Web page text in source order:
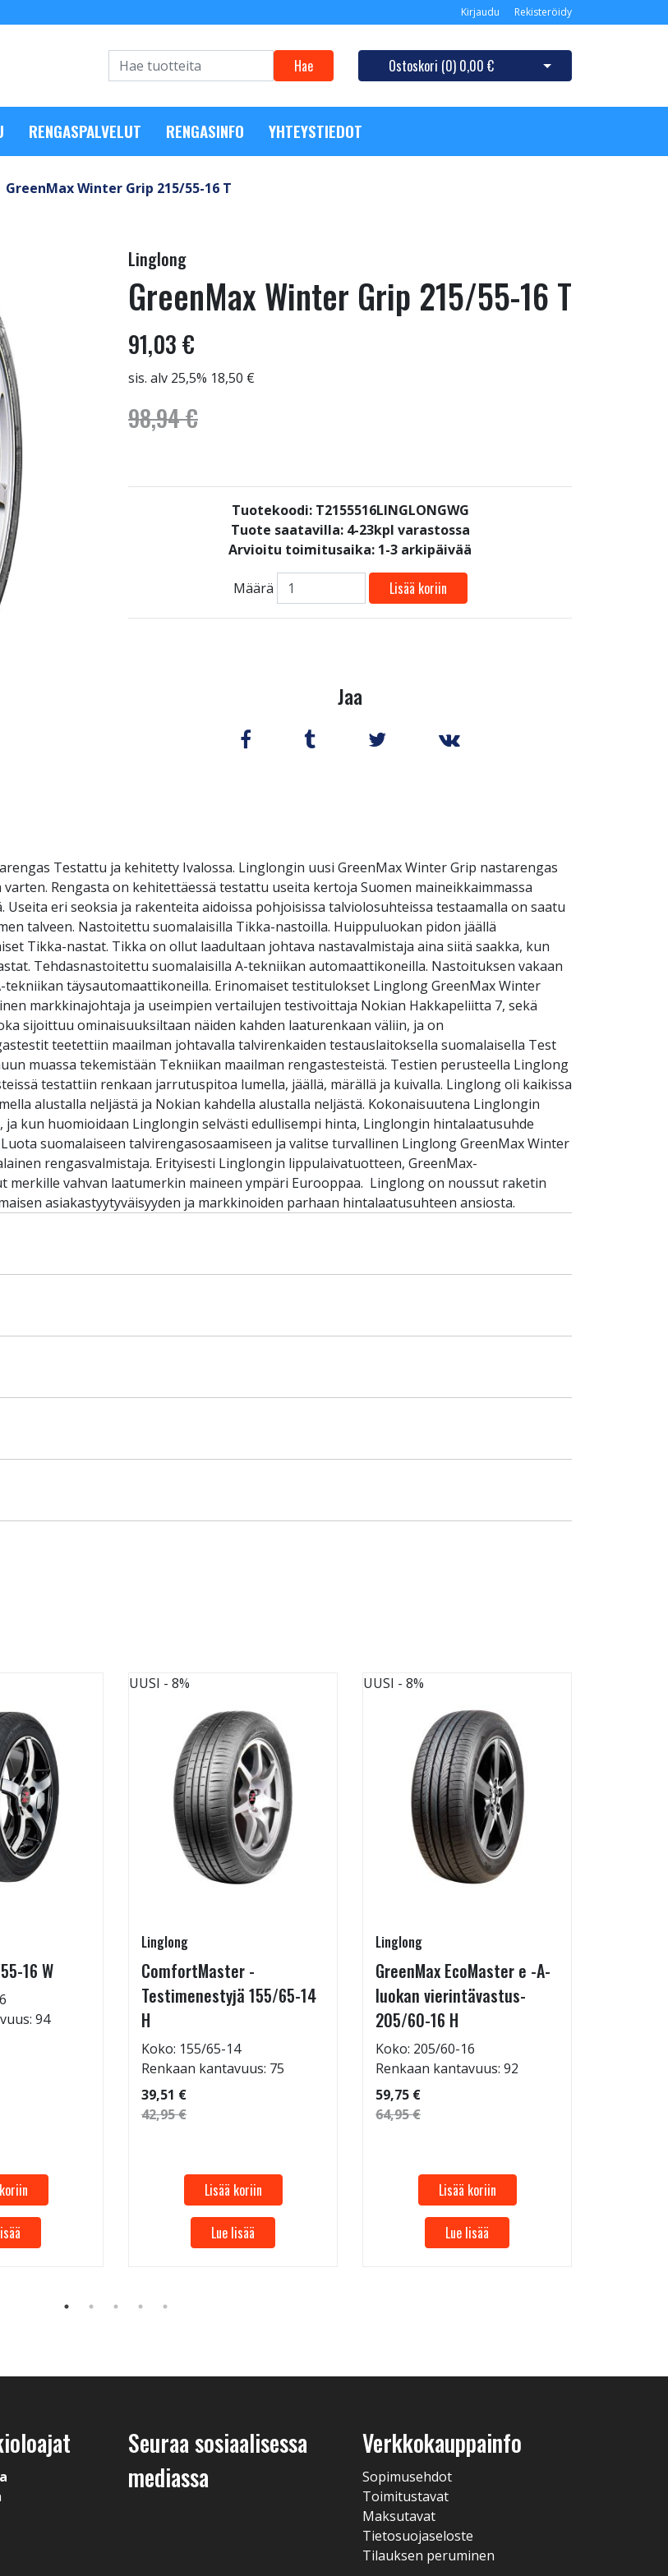
Kirjaudu Rekisteröidy
Hae Ostoskori (0) 0,00 € Avaa ostoskori
RENGASPALVELUT RENGASINFO YHTEYSTIEDOT
GreenMax Winter Grip 215/55-16 T
Linglong
GreenMax Winter Grip 215/55-16 T
91,03 €
sis. alv 25,5% 18,50 €
98,94 €
Tuotekoodi: T2155516LINGLONGWG
Tuote saatavilla: 4-23kpl varastossa
Arvioitu toimitusaika: 1-3 arkipäivää
Määrä Lisää koriin
Jaa
Testattu ja kehitetty Ivalossa. Linglongin uusi GreenMax Winter Grip nastarengas
Rengasta on kehitettäessä testattu useita kertoja Suomen maineikkaimmassa
eri seoksia ja rakenteita aidoissa pohjoisissa talviolosuhteissa testaamalla on saatu
talveen. Nastoitettu suomalaisilla Tikka-nastoilla. Huippuluokan pidon jäällä
Tikka-nastat. Tikka on ollut laadultaan johtava nastavalmistaja aina siitä saakka, kun
Tehdasnastoitettu suomalaisilla A-tekniikan automaattikoneilla. Nastoituksen vakaan
täysautomaattikoneilla. Erinomaiset testitulokset Linglong GreenMax Winter
markkinajohtaja ja useimpien vertailujen testivoittaja Nokian Hakkapeliitta 7, sekä
sijoittuu ominaisuuksiltaan näiden kahden laaturenkaan väliin, ja on
teetettiin maailman johtavalla talvirenkaiden testauslaitoksella suomalaisella Test
muassa tekemistään Tekniikan maailman rengastesteistä. Testien perusteella Linglong
testattiin renkaan jarrutuspitoa lumella, jäällä, märällä ja kuivalla. Linglong oli kaikissa
alustalla neljästä ja Nokian kahdella alustalla neljästä. Kokonaisuutena Linglongin
kun huomioidaan Linglongin selvästi edullisempi hinta, Linglongin hintalaatusuhde
suomalaiseen talvirengasosaamiseen ja valitse turvallinen Linglong GreenMax Winter
rengasvalmistaja. Erityisesti Linglongin lippulaivatuotteen, GreenMax-
merkille vahvan laatumerkin maineen ympäri Eurooppaa. Linglong on noussut raketin
asiakastyytyväisyyden ja markkinoiden parhaan hintalaatusuhteen ansiosta.
16 W
94
UUSI - 8%
Linglong
ComfortMaster -
Testimenestyjä 155/65-14
H
Koko: 155/65-14
Renkaan kantavuus: 75
39,51 €
42,95 €
Lisää koriin
Lue lisää
UUSI - 8%
Linglong
GreenMax EcoMaster e -A-
luokan vierintävastus-
205/60-16 H
Koko: 205/60-16
Renkaan kantavuus: 92
59,75 €
64,95 €
Lisää koriin
Lue lisää
Seuraa sosiaalisessa
mediassa
Verkkokauppainfo
Sopimusehdot
Toimitustavat
Maksutavat
Tietosuojaseloste
Tilauksen peruminen